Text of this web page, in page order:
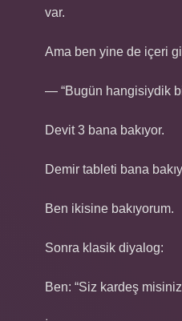
var.
Ama ben yine de içeri
— “Bugün hangisiydik
Devit 3 bana bakıyor.
Demir tableti bana
Ben ikisine bakıyorum.
Sonra klasik diyalog:
Ben: “Siz kardeş